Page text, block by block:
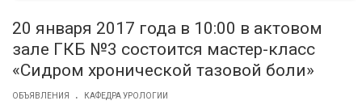
20 января 2017 года в 10:00 в актовом
зале ГКБ №3 состоится мастер-класс
«Сидром хронической тазовой боли»
ОБЪЯВЛЕНИЯ . КАФЕДРА УРОЛОГИИ